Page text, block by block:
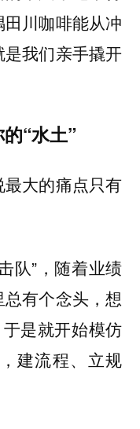
川咖啡能从冲
我们亲手撬开
“水土”
大的痛点只有
队”，随着业绩
总有个念头，想
是就开始模仿
建流程、立规